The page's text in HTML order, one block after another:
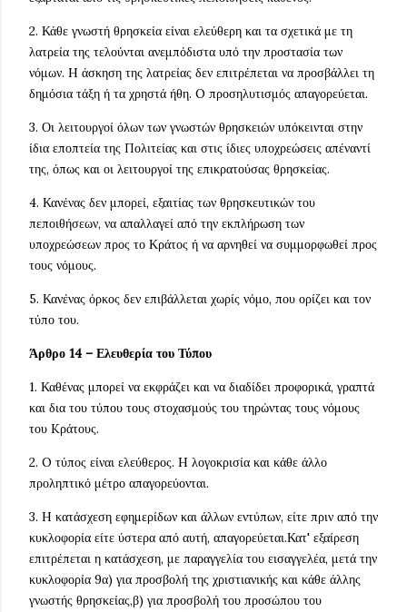
2. Κάθε γνωστή θρησκεία είναι ελεύθερη και τα σχετικά με τη
λατρεία της τελούνται ανεμπόδιστα υπό την προστασία των
νόμων. H άσκηση της λατρείας δεν επιτρέπεται να προσβάλλει τη
δημόσια τάξη ή τα χρηστά ήθη. O προσηλυτισμός απαγορεύεται.
3. Οι λειτουργοί όλων των γνωστών θρησκειών υπόκεινται στην
ίδια εποπτεία της Πολιτείας και στις ίδιες υποχρεώσεις απέναντί
της, όπως και οι λειτουργοί της επικρατούσας θρησκείας.
4. Κανένας δεν μπορεί, εξαιτίας των θρησκευτικών του
πεποιθήσεων, να απαλλαγεί από την εκπλήρωση των
υποχρεώσεων προς το Κράτος ή να αρνηθεί να συμμορφωθεί προς
τους νόμους.
5. Κανένας όρκος δεν επιβάλλεται χωρίς νόμο, που ορίζει και τον
τύπο του.
Άρθρο 14 – Ελευθερία του Τύπου
1. Καθένας μπορεί να εκφράζει και να διαδίδει προφορικά, γραπτά
και δια του τύπου τους στοχασμούς του τηρώντας τους νόμους
του Kράτους.
2. O τύπος είναι ελεύθερος. H λογοκρισία και κάθε άλλο
προληπτικό μέτρο απαγορεύονται.
3. H κατάσχεση εφημερίδων και άλλων εντύπων, είτε πριν από την
κυκλοφορία είτε ύστερα από αυτή, απαγορεύεται.Κατ' εξαίρεση
επιτρέπεται η κατάσχεση, με παραγγελία του εισαγγελέα, μετά την
κυκλοφορία 9α) για προσβολή της χριστιανικής και κάθε άλλης
γνωστής θρησκείας,β) για προσβολή του προσώπου του